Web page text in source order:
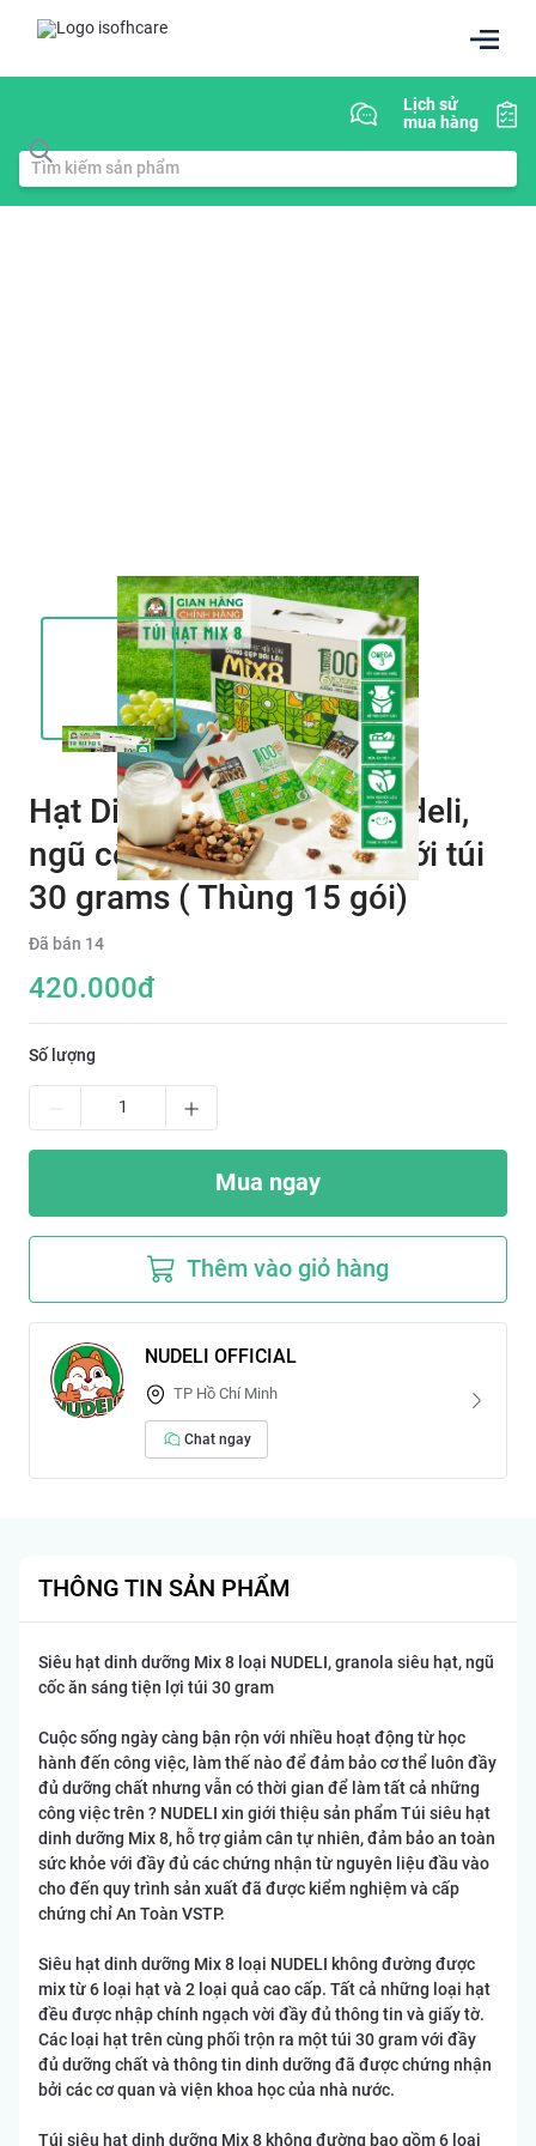
Lịch sử
mua hàng
Hạt Dinh Dưỡng Mix 8 Nudeli,
ngũ cốc ăn sáng tiện lợi với túi
30 grams ( Thùng 15 gói)
Đã bán 14
420.000đ
Số lượng
Mua ngay
Thêm vào giỏ hàng
NUDELI OFFICIAL
TP Hồ Chí Minh
Chat ngay
THÔNG TIN SẢN PHẨM
Siêu hạt dinh dưỡng Mix 8 loại NUDELI, granola siêu hạt, ngũ
cốc ăn sáng tiện lợi túi 30 gram
Cuộc sống ngày càng bận rộn với nhiều hoạt động từ học
hành đến công việc, làm thế nào để đảm bảo cơ thể luôn đầy
đủ dưỡng chất nhưng vẫn có thời gian để làm tất cả những
công việc trên ? NUDELI xin giới thiệu sản phẩm Túi siêu hạt
dinh dưỡng Mix 8, hỗ trợ giảm cân tự nhiên, đảm bảo an toàn
sức khỏe với đầy đủ các chứng nhận từ nguyên liệu đầu vào
cho đến quy trình sản xuất đã được kiểm nghiệm và cấp
chứng chỉ An Toàn VSTP.
Siêu hạt dinh dưỡng Mix 8 loại NUDELI không đường được
mix từ 6 loại hạt và 2 loại quả cao cấp. Tất cả những loại hạt
đều được nhập chính ngạch vời đầy đủ thông tin và giấy tờ.
Các loại hạt trên cùng phối trộn ra một túi 30 gram với đầy
đủ dưỡng chất và thông tin dinh dưỡng đã được chứng nhận
bởi các cơ quan và viện khoa học của nhà nước.
Túi siêu hạt dinh dưỡng Mix 8 không đường bao gồm 6 loại